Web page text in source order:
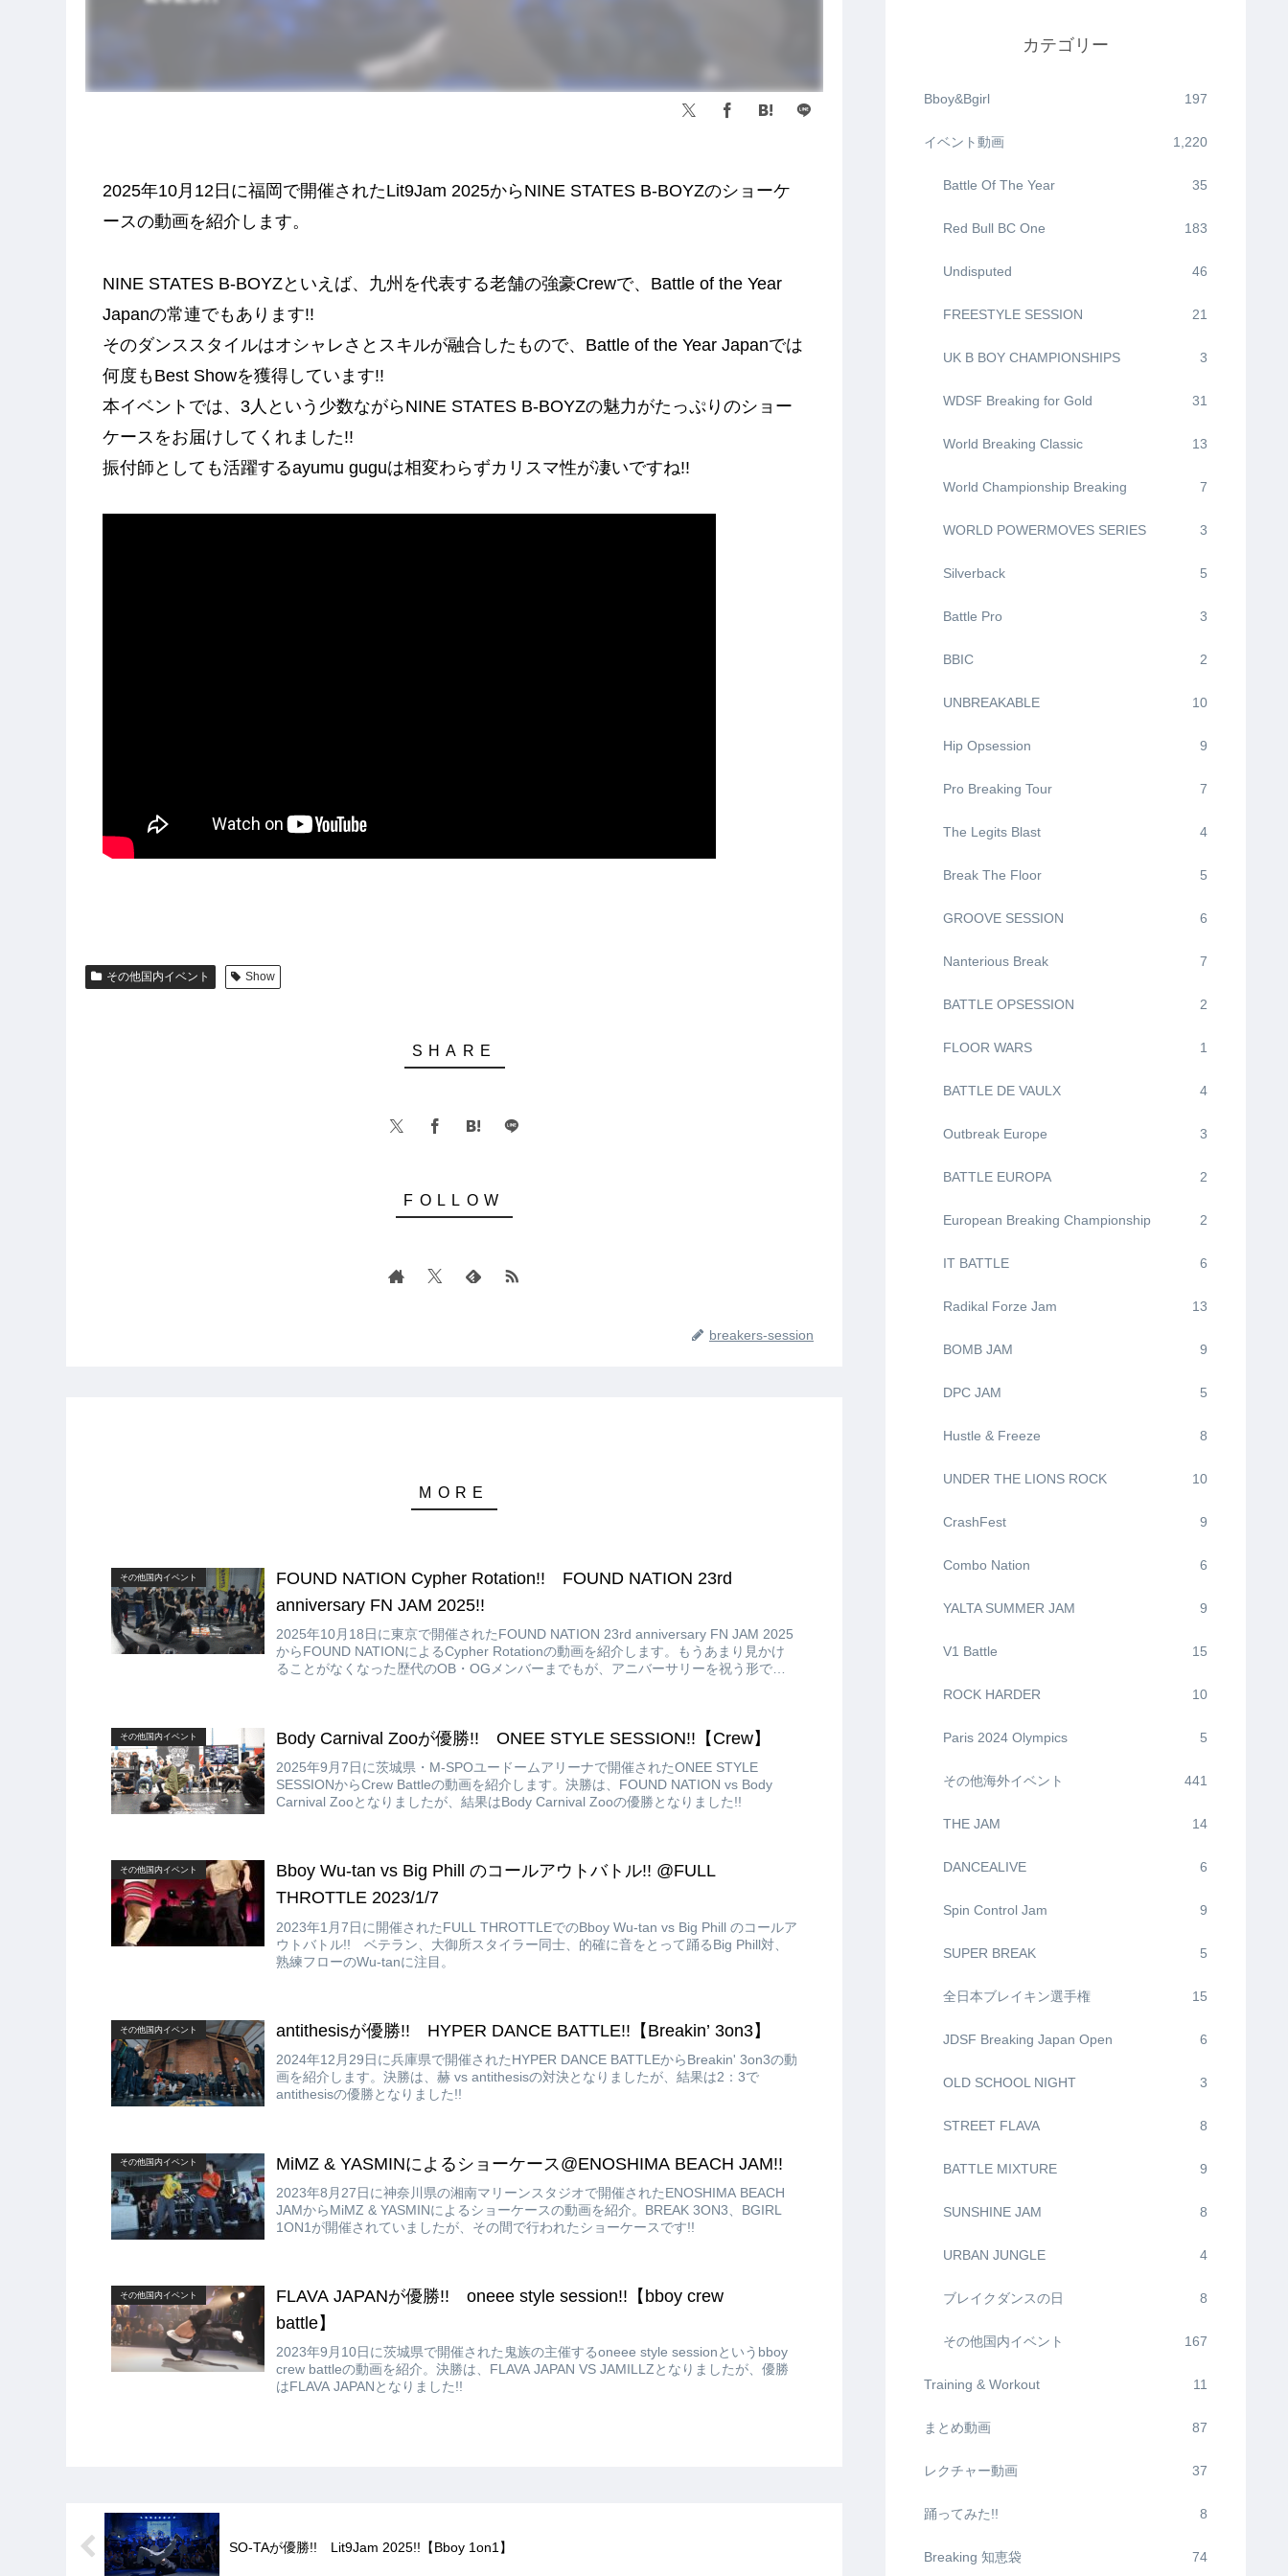
2025年10月12日に福岡で開催されたLit9Jam 2025からNINE STATES B-BOYZのショーケ
ースの動画を紹介します。
NINE STATES B-BOYZといえば、九州を代表する老舗の強豪Crewで、Battle of the Year
Japanの常連でもあります!!
そのダンススタイルはオシャレさとスキルが融合したもので、Battle of the Year Japanでは
何度もBest Showを獲得しています!!
本イベントでは、3人という少数ながらNINE STATES B-BOYZの魅力がたっぷりのショー
ケースをお届けしてくれました!!
振付師としても活躍するayumu guguは相変わらずカリスマ性が凄いですね!!
その他国内イベント Show
breakers-session
その他国内イベント
FOUND NATION Cypher Rotation!! FOUND NATION 23rd
anniversary FN JAM 2025!!
2025年10月18日に東京で開催されたFOUND NATION 23rd anniversary FN JAM 2025
からFOUND NATIONによるCypher Rotationの動画を紹介します。もうあまり見かけ
ることがなくなった歴代のOB・OGメンバーまでもが、アニバーサリーを祝う形で参
その他国内イベント Body Carnival Zooが優勝!! ONEE STYLE SESSION!!【Crew】
2025年9月7日に茨城県・M-SPOユードームアリーナで開催されたONEE STYLE
SESSIONからCrew Battleの動画を紹介します。決勝は、FOUND NATION vs Body
Carnival Zooとなりましたが、結果はBody Carnival Zooの優勝となりました!!
その他国内イベント
Bboy Wu-tan vs Big Phill のコールアウトバトル!! @FULL
THROTTLE 2023/1/7
2023年1月7日に開催されたFULL THROTTLEでのBboy Wu-tan vs Big Phill のコールア
ウトバトル!! ベテラン、大御所スタイラー同士、的確に音をとって踊るBig Phill対、
熟練フローのWu-tanに注目。
その他国内イベント antithesisが優勝!! HYPER DANCE BATTLE!!【Breakin’ 3on3】
2024年12月29日に兵庫県で開催されたHYPER DANCE BATTLEからBreakin' 3on3の動
画を紹介します。決勝は、赫 vs antithesisの対決となりましたが、結果は2：3で
antithesisの優勝となりました!!
その他国内イベント MiMZ & YASMINによるショーケース@ENOSHIMA BEACH JAM!!
2023年8月27日に神奈川県の湘南マリーンスタジオで開催されたENOSHIMA BEACH
JAMからMiMZ & YASMINによるショーケースの動画を紹介。BREAK 3ON3、BGIRL
1ON1が開催されていましたが、その間で行われたショーケースです!!
その他国内イベント
FLAVA JAPANが優勝!! oneee style session!!【bboy crew
battle】
2023年9月10日に茨城県で開催された鬼族の主催するoneee style sessionというbboy
crew battleの動画を紹介。決勝は、FLAVA JAPAN VS JAMILLZとなりましたが、優勝
はFLAVA JAPANとなりました!!
SO-TAが優勝!! Lit9Jam 2025!!【Bboy 1on1】
カテゴリー
Bboy&Bgirl 197
イベント動画 1,220
Battle Of The Year 35
Red Bull BC One 183
Undisputed 46
FREESTYLE SESSION 21
UK B BOY CHAMPIONSHIPS 3
WDSF Breaking for Gold 31
World Breaking Classic 13
World Championship Breaking 7
WORLD POWERMOVES SERIES 3
Silverback 5
Battle Pro 3
BBIC 2
UNBREAKABLE 10
Hip Opsession 9
Pro Breaking Tour 7
The Legits Blast 4
Break The Floor 5
GROOVE SESSION 6
Nanterious Break 7
BATTLE OPSESSION 2
FLOOR WARS 1
BATTLE DE VAULX 4
Outbreak Europe 3
BATTLE EUROPA 2
European Breaking Championship 2
IT BATTLE 6
Radikal Forze Jam 13
BOMB JAM 9
DPC JAM 5
Hustle & Freeze 8
UNDER THE LIONS ROCK 10
CrashFest 9
Combo Nation 6
YALTA SUMMER JAM 9
V1 Battle 15
ROCK HARDER 10
Paris 2024 Olympics 5
その他海外イベント 441
THE JAM 14
DANCEALIVE 6
Spin Control Jam 9
SUPER BREAK 5
全日本ブレイキン選手権 15
JDSF Breaking Japan Open 6
OLD SCHOOL NIGHT 3
STREET FLAVA 8
BATTLE MIXTURE 9
SUNSHINE JAM 8
URBAN JUNGLE 4
ブレイクダンスの日 8
その他国内イベント 167
Training & Workout 11
まとめ動画 87
レクチャー動画 37
踊ってみた!! 8
Breaking 知恵袋 74